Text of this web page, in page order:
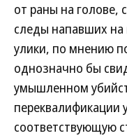
от раны на голове,
следы напавших на
улики, по мнению
однозначно бы
умышленном
переквалификации
соответствующую